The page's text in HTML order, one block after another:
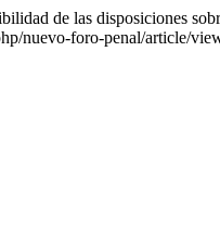
de las disposiciones
nuevo-foro-penal/article/